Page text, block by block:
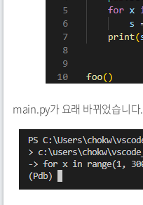
main.py가 요래 바뀌었습니다.